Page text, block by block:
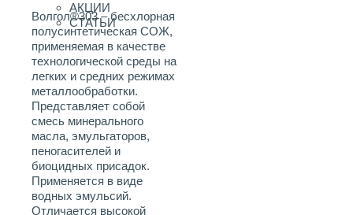
АКЦИИ
СТАТЬИ
Волгол®303 – бесхлорная
полусинтетическая СОЖ,
применяемая в качестве
технологической среды на
легких и средних режимах
металлообработки.
Представляет собой
смесь минерального
масла, эмульгаторов,
пеногасителей и
биоцидных присадок.
Применяется в виде
водных эмульсий.
Отличается высокой